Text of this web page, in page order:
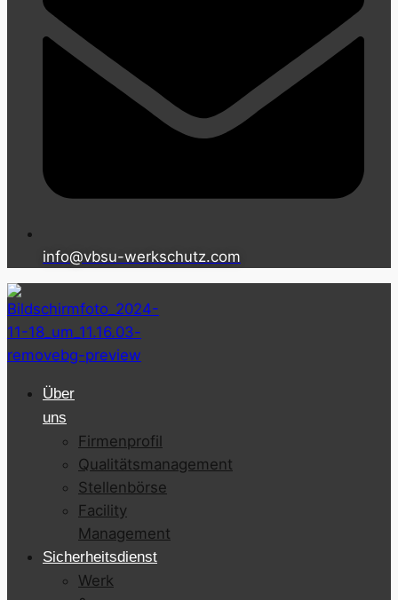
info@vbsu-werkschutz.com
Über
uns
Firmenprofil
Qualitätsmanagement
Stellenbörse
Facility
Management
Sicherheitsdienst
Werk